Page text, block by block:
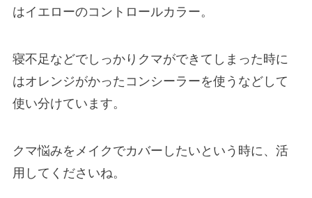
はイエローのコントロールカラー。
寝不足などでしっかりクマができてしまった時に
はオレンジがかったコンシーラーを使うなどして
使い分けています。
クマ悩みをメイクでカバーしたいという時に、活
用してくださいね。